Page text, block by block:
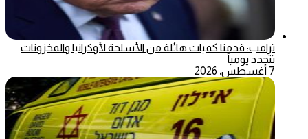
ترامب: قدمنا كميات هائلة من الأسلحة لأوكرانيا والمخزونات
تتجدد يومياً
7 أغسطس، 2026